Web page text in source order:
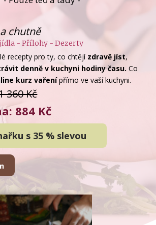
chutně
- Přílohy - Dezerty
recepty pro ty, co chtějí zdravě jíst,
denně v kuchyni hodiny času.Co
kurz vařenípřímo ve vaší kuchyni.
360 Kč
884 Kč
s 35 % slevou